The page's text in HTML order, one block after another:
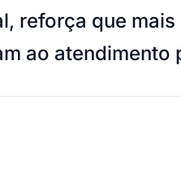
reforça que
ao atendimento